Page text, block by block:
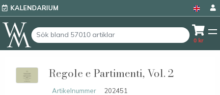
KALENDARIUM
0 kr
Regole e Partimenti, Vol. 2
Artikelnummer 202451